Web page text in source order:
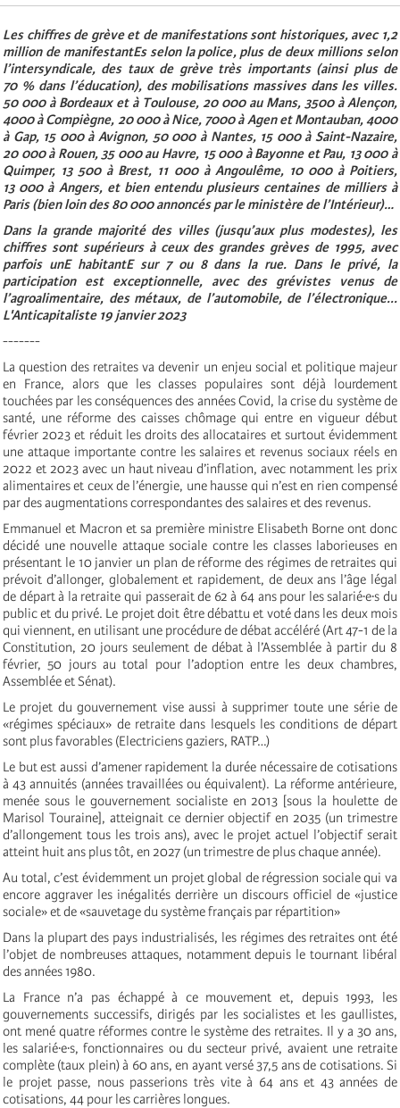
Les chiffres de grève et de manifestations sont historiques, avec 1,2
million de manifestantEs selon la police, plus de deux millions selon
l’intersyndicale, des taux de grève très importants (ainsi plus de
70 % dans l’éducation), des mobilisations massives dans les villes.
50 000 à Bordeaux et à Toulouse, 20 000 au Mans, 3500 à Alençon,
4000 à Compiègne, 20 000 à Nice, 7000 à Agen et Montauban, 4000
à Gap, 15 000 à Avignon, 50 000 à Nantes, 15 000 à Saint-Nazaire,
20 000 à Rouen, 35 000 au Havre, 15 000 à Bayonne et Pau, 13 000 à
Quimper, 13 500 à Brest, 11 000 à Angoulême, 10 000 à Poitiers,
13 000 à Angers, et bien entendu plusieurs centaines de milliers à
Paris (bien loin des 80 000 annoncés par le ministère de l’Intérieur)…
Dans la grande majorité des villes (jusqu’aux plus modestes), les
chiffres sont supérieurs à ceux des grandes grèves de 1995, avec
parfois unE habitantE sur 7 ou 8 dans la rue. Dans le privé, la
participation est exceptionnelle, avec des grévistes venus de
l’agroalimentaire, des métaux, de l’automobile, de l’électronique...
L'Anticapitaliste 19 janvier 2023
-------
La question des retraites va devenir un enjeu social et politique majeur
en France, alors que les classes populaires sont déjà lourdement
touchées par les conséquences des années Covid, la crise du système de
santé, une réforme des caisses chômage qui entre en vigueur début
février 2023 et réduit les droits des allocataires et surtout évidemment
une attaque importante contre les salaires et revenus sociaux réels en
2022 et 2023 avec un haut niveau d’inflation, avec notamment les prix
alimentaires et ceux de l’énergie, une hausse qui n’est en rien compensé
par des augmentations correspondantes des salaires et des revenus.
Emmanuel et Macron et sa première ministre Elisabeth Borne ont donc
décidé une nouvelle attaque sociale contre les classes laborieuses en
présentant le 10 janvier un plan de réforme des régimes de retraites qui
prévoit d’allonger, globalement et rapidement, de deux ans l’âge légal
de départ à la retraite qui passerait de 62 à 64 ans pour les salarié·e·s du
public et du privé. Le projet doit être débattu et voté dans les deux mois
qui viennent, en utilisant une procédure de débat accéléré (Art 47-1 de la
Constitution, 20 jours seulement de débat à l’Assemblée à partir du 8
février, 50 jours au total pour l’adoption entre les deux chambres,
Assemblée et Sénat).
Le projet du gouvernement vise aussi à supprimer toute une série de
«régimes spéciaux» de retraite dans lesquels les conditions de départ
sont plus favorables (Electriciens gaziers, RATP…)
Le but est aussi d’amener rapidement la durée nécessaire de cotisations
à 43 annuités (années travaillées ou équivalent). La réforme antérieure,
menée sous le gouvernement socialiste en 2013 [sous la houlette de
Marisol Touraine], atteignait ce dernier objectif en 2035 (un trimestre
d’allongement tous les trois ans), avec le projet actuel l’objectif serait
atteint huit ans plus tôt, en 2027 (un trimestre de plus chaque année).
Au total, c’est évidemment un projet global de régression sociale qui va
encore aggraver les inégalités derrière un discours officiel de «justice
sociale» et de «sauvetage du système français par répartition»
Dans la plupart des pays industrialisés, les régimes des retraites ont été
l’objet de nombreuses attaques, notamment depuis le tournant libéral
des années 1980.
La France n’a pas échappé à ce mouvement et, depuis 1993, les
gouvernements successifs, dirigés par les socialistes et les gaullistes,
ont mené quatre réformes contre le système des retraites. Il y a 30 ans,
les salarié·e·s, fonctionnaires ou du secteur privé, avaient une retraite
complète (taux plein) à 60 ans, en ayant versé 37,5 ans de cotisations. Si
le projet passe, nous passerions très vite à 64 ans et 43 années de
cotisations, 44 pour les carrières longues.